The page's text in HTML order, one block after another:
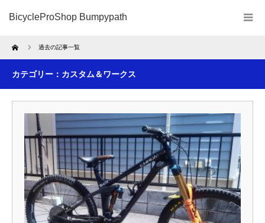
BicycleProShop Bumpypath
Home 過去の記事一覧
カテゴリー：カスタム＆ワークス